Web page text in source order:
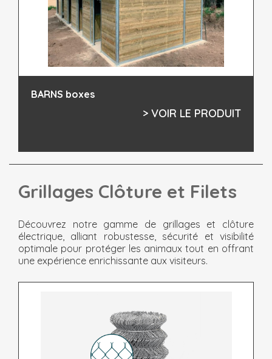
BARNS boxes
> VOIR LE PRODUIT
Grillages Clôture et Filets
Découvrez notre gamme de grillages et clôture
électrique, alliant robustesse, sécurité et visibilité
optimale pour protéger les animaux tout en offrant
une expérience enrichissante aux visiteurs.